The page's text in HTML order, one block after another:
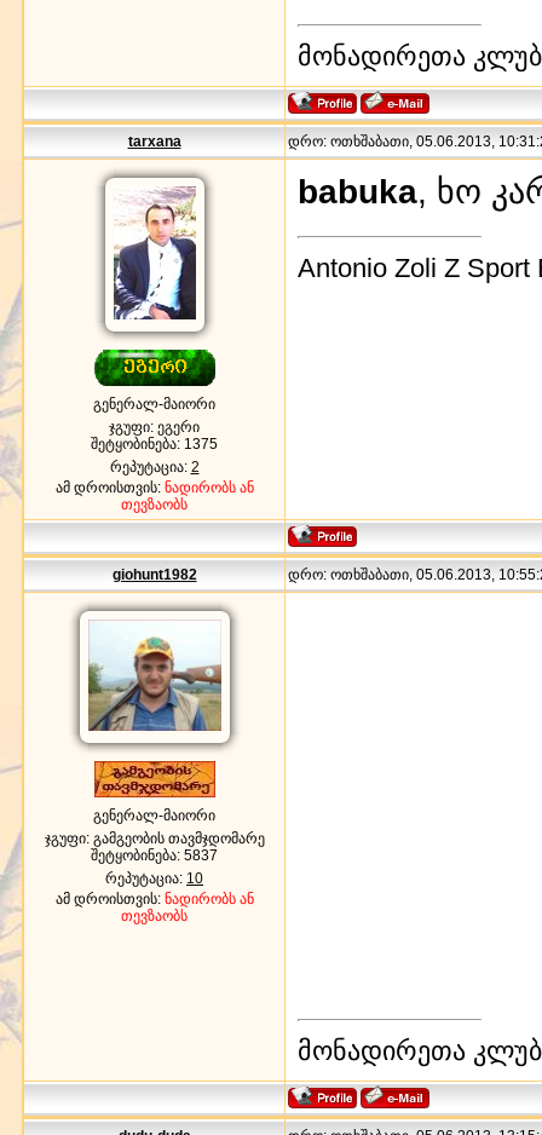
მონადირეთა
tarxana დრო: ოთხშაბათი, 05.06.2013,
გენერალ-მაიორი
ჯგუფი: ეგერი
შეტყობინება: 1375
რეპუტაცია: 2
ამ დროისთვის: ნადირობს ან
თევზაობს
babuka, ხო
Antonio Zoli Z Sport
giohunt1982 დრო: ოთხშაბათი, 05.06.2013,
გენერალ-მაიორი
ჯგუფი: გამგეობის თავმჯდომარე
შეტყობინება: 5837
რეპუტაცია: 10
ამ დროისთვის: ნადირობს ან
თევზაობს
მონადირეთა